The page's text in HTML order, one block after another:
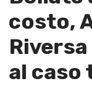
costo,
al caso